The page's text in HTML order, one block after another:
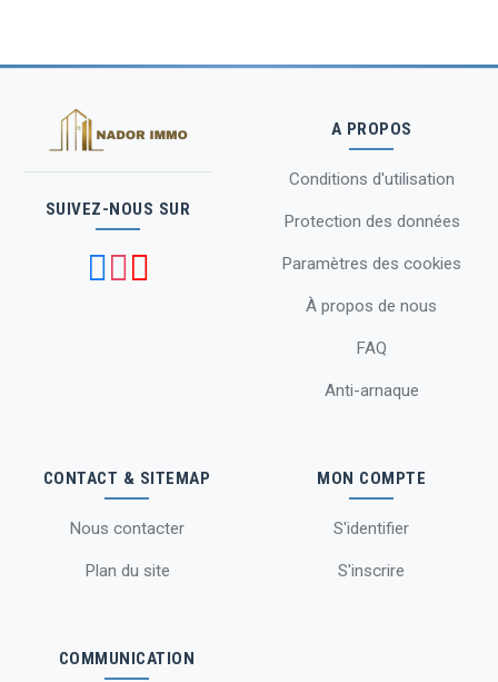
SUIVEZ-NOUS SUR
A PROPOS
Conditions d'utilisation
Protection des données
Paramètres des cookies
À propos de nous
FAQ
Anti-arnaque
CONTACT & SITEMAP
Nous contacter
Plan du site
MON COMPTE
S'identifier
S'inscrire
COMMUNICATION